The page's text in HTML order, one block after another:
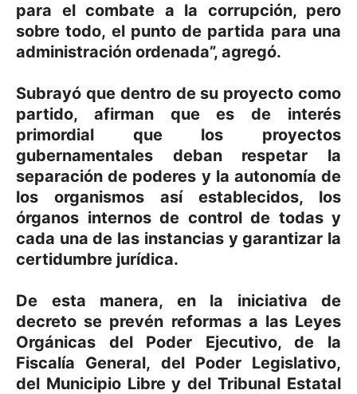
para el combate a la corrupción, pero
sobre todo, el punto de partida para una
administración ordenada”, agregó.
Subrayó que dentro de su proyecto como
partido, afirman que es de interés
primordial que los proyectos
gubernamentales deban respetar la
separación de poderes y la autonomía de
los organismos así establecidos, los
órganos internos de control de todas y
cada una de las instancias y garantizar la
certidumbre jurídica.
De esta manera, en la iniciativa de
decreto se prevén reformas a las Leyes
Orgánicas del Poder Ejecutivo, de la
Fiscalía General, del Poder Legislativo,
del Municipio Libre y del Tribunal Estatal